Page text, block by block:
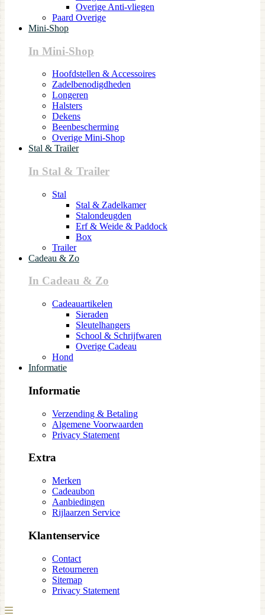
Overige Anti-vliegen
Paard Overige
Mini-Shop
In Mini-Shop
Hoofdstellen & Accessoires
Zadelbenodigdheden
Longeren
Halsters
Dekens
Beenbescherming
Overige Mini-Shop
Stal & Trailer
In Stal & Trailer
Stal
Stal & Zadelkamer
Stalondeugden
Erf & Weide & Paddock
Box
Trailer
Cadeau & Zo
In Cadeau & Zo
Cadeauartikelen
Sieraden
Sleutelhangers
School & Schrijfwaren
Overige Cadeau
Hond
Informatie
Informatie
Verzending & Betaling
Algemene Voorwaarden
Privacy Statement
Extra
Merken
Cadeaubon
Aanbiedingen
Rijlaarzen Service
Klantenservice
Contact
Retourneren
Sitemap
Privacy Statement